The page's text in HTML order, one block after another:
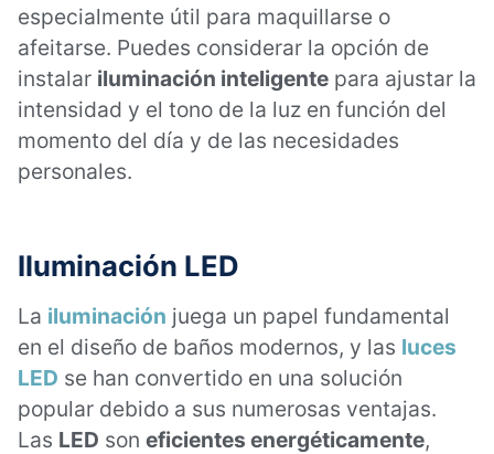
especialmente útil para maquillarse o
afeitarse. Puedes considerar la opción de
instalar iluminación inteligente para ajustar la
intensidad y el tono de la luz en función del
momento del día y de las necesidades
personales.
Iluminación LED
La iluminación juega un papel fundamental
en el diseño de baños modernos, y las luces
LED se han convertido en una solución
popular debido a sus numerosas ventajas.
Las LED son eficientes energéticamente,